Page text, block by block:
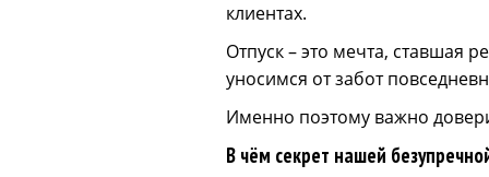
клиентах.
Отпуск – это мечта, ставшая
уносимся от забот
Именно поэтому важно
В чём секрет нашей